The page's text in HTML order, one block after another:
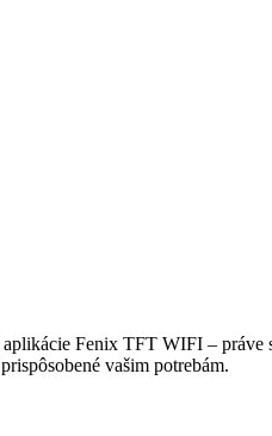
Fenix TFT WIFI –
vašim potrebám.